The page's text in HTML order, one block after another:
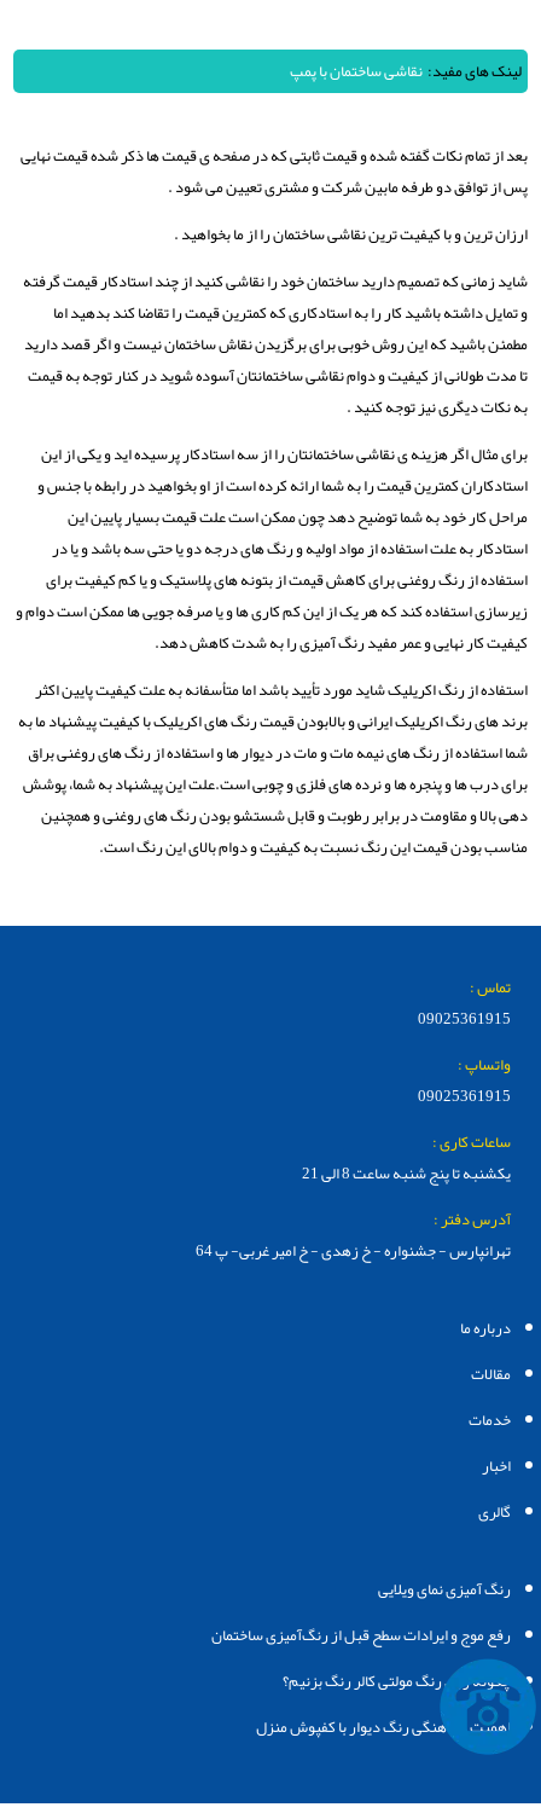
لینک های مفید: نقاشی ساختمان با پمپ
بعد از تمام نکات گفته شده و قیمت ثابتی که در صفحه ی قیمت ها ذکر شده قیمت نهایی
پس از توافق دو طرفه مابین شرکت و مشتری تعیین می شود .
ارزان ترین و با کیفیت ترین نقاشی ساختمان را از ما بخواهید .
شاید زمانی که تصمیم دارید ساختمان خود را نقاشی کنید از چند استادکار قیمت گرفته
و تمایل داشته باشید کار را به استادکاری که کمترین قیمت را تقاضا کند بدهید اما
مطمئن باشید که این روش خوبی برای برگزیدن نقاش ساختمان نیست و اگر قصد دارید
تا مدت طولانی از کیفیت و دوام نقاشی ساختمانتان آسوده شوید در کنار توجه به قیمت
به نکات دیگری نیز توجه کنید .
برای مثال اگر هزینه ی نقاشی ساختمانتان را از سه استادکار پرسیده اید و یکی از این
استادکاران کمترین قیمت را به شما ارائه کرده است از او بخواهید در رابطه با جنس و
مراحل کار خود به شما توضیح دهد چون ممکن است علت قیمت بسیار پایین این
استادکار به علت استفاده از مواد اولیه و رنگ های درجه دو یا حتی سه باشد و یا در
استفاده از رنگ روغنی برای کاهش قیمت از بتونه های پلاستیک و یا کم کیفیت برای
زیرسازی استفاده کند که هر یک از این کم کاری ها و یا صرفه جویی ها ممکن است دوام و
کیفیت کار نهایی و عمر مفید رنگ آمیزی را به شدت کاهش دهد.
استفاده از رنگ اکریلیک شاید مورد تأیید باشد اما متأسفانه به علت کیفیت پایین اکثر
برند های رنگ اکریلیک ایرانی و بالابودن قیمت رنگ های اکریلیک با کیفیت پیشنهاد ما به
شما استفاده از رنگ های نیمه مات و مات در دیوار ها و استفاده از رنگ های روغنی براق
برای درب ها و پنجره ها و نرده های فلزی و چوبی است.علت این پیشنهاد به شما، پوشش
دهی بالا و مقاومت در برابر رطوبت و قابل شستشو بودن رنگ های روغنی و همچنین
مناسب بودن قیمت این رنگ نسبت به کیفیت و دوام بالای این رنگ است.
تماس :
09025361915
واتساپ :
09025361915
ساعات کاری :
یکشنبه تا پنج شنبه ساعت 8 الی 21
آدرس دفتر :
تهرانپارس - جشنواره - خ زهدی - خ امیر غربی- پ 64
درباره ما
مقالات
خدمات
اخبار
گالری
رنگ‌ آمیزی نمای ویلایی
رفع موج و ایرادات سطح قبل از رنگ‌آمیزی ساختمان
چگونه روی رنگ مولتی کالر رنگ بزنیم؟
اهمیت هماهنگی رنگ دیوار با کفپوش منزل